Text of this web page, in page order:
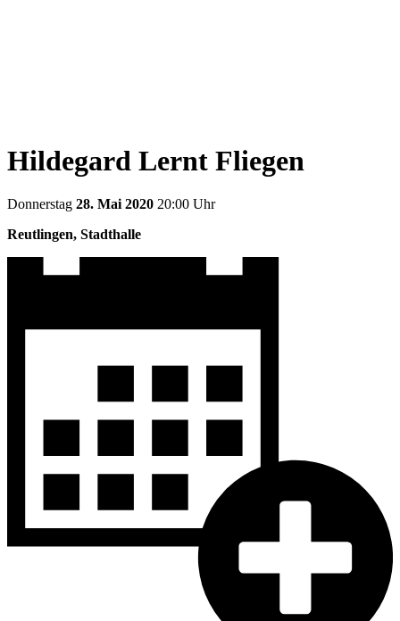
Hildegard Lernt Fliegen
Donnerstag 28. Mai 2020 20:00 Uhr
Reutlingen, Stadthalle